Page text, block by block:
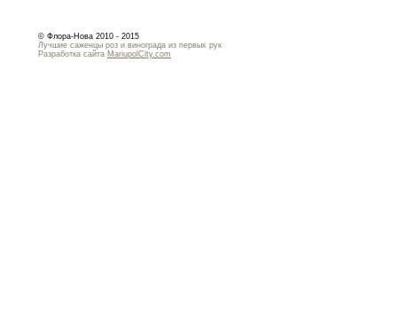
© Флора-Нова 2010 - 2015
Лучшие саженцы роз и винограда из первых рук
Разработка сайта MariupolCity.com